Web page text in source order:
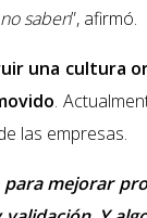
saben”, afirmó.
una cultura
.
las empresas.
mejorar